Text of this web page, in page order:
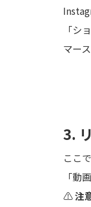
「シ
マー
3.
ここ
「動
⚠️注